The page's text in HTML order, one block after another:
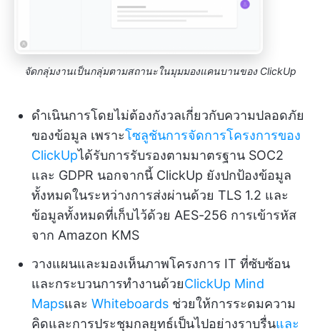
จัดกลุ่มงานเป็นกลุ่มตามสถานะในมุมมองแคนบานของ ClickUp
ดำเนินการโดยไม่ต้องกังวลเกี่ยวกับความปลอดภัย
ของข้อมูล เพราะโซลูชันการจัดการโครงการของ
ClickUpได้รับการรับรองตามมาตรฐาน SOC2
และ GDPR นอกจากนี้ ClickUp ยังปกป้องข้อมูล
ทั้งหมดในระหว่างการส่งผ่านด้วย TLS 1.2 และ
ข้อมูลทั้งหมดที่เก็บไว้ด้วย AES-256 การเข้ารหัส
จาก Amazon KMS
วางแผนและมองเห็นภาพโครงการ IT ที่ซับซ้อน
และกระบวนการทำงานด้วยClickUp Mind
Mapsและ Whiteboards ช่วยให้การระดมความ
คิดและการประชุมกลยุทธ์เป็นไปอย่างราบรื่นและ